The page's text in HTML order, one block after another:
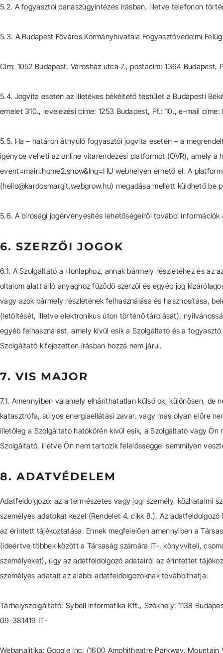
5.2. A fogyasztói panaszügyintézés írásban, illetve telefonon
5.3. A Budapest Főváros Kormányhivatala Fogyasztóvédelmi
Cím: 1052 Budapest, Városház utca 7., postacím: 1364
5.4. Jogvita esetén az illetékes békéltető testület a Budapesti
emelet 310., levelezési címe: 1253 Budapest, Pf.: 10., e-mail
5.5. Ha – határon átnyúló fogyasztói jogvita esetén – a
igénybe veheti az online vitarendezési platformot (OVR), amely
event=main.home2.show&lng=HU webhelyen érhető el. A
(hello@kardosmargit.webgrow.hu) megadása mellett küldhető be
5.6. A bírósági jogérvényesítés lehetőségeiről további
6. SZERZŐI JOGOK
6.1. A Szolgáltató a Honlaphoz, annak bármely részletéhez és az
oltalom alatt álló anyaghoz fűződő szerzői és egyéb jog
vagy azok bármely részletének felhasználása és hasznosítása,
(letöltését, illetve elektronikus úton történő tárolását),
egyéb felhasználást, amely kívül esik a Szolgáltató és a
Szolgáltató kifejezetten írásban hozzá nem járul.
7. VIS MAJOR
7.1. Amennyiben valamely elháríthatatlan külső ok, különösen,
katasztrófa, súlyos energiaellátási zavar, vagy más olyan előre
illetőleg a Szolgáltató hatókörén kívül esik, a Szolgáltató vagy
Szolgáltató, illetve Ön nem tartozik felelősséggel semmilyen
8. ADATVÉDELEM
Adatfeldolgozó: az a természetes vagy jogi személy, közhatalmi
személyes adatokat kezel (Rendelet 4. cikk 8.). Az
az érintett tájékoztatása. Ennek megfelelően amennyiben a
(ideértve többek között a Társaság számára IT-, könyvviteli,
személyeket), úgy az adatfeldolgozó adatairól az érintettet
személyes adatait az alábbi adatfeldolgozóknak továbbíthatja:
Tárhelyszolgáltató: Sybell Informatika Kft., Székhely: 1138
09-381419 IT-
Webanalitika: Google Inc. (1600 Amphitheatre Parkway,